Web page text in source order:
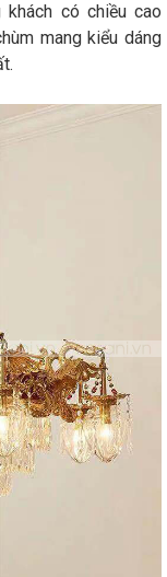
có chiều cao
mang kiểu dáng